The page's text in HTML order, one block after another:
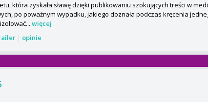
która zyskała sławę dzięki publikowaniu szokujących treści w
po poważnym wypadku, jakiego doznała podczas kręcenia
więcej
| opinie